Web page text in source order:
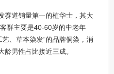
赛道销量第一的植华士，其大
群主要是40-60岁的中老年
、草本染发”的品牌侗染，消
龄男性占比接近三成。